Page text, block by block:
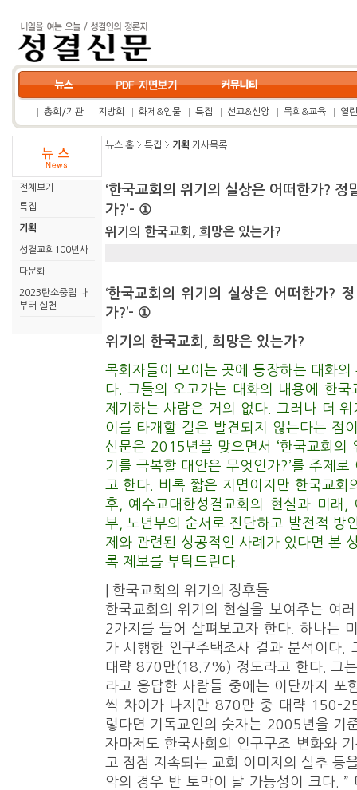
총회/기관 지방회 화제&인물 특집 선교&신앙 목회&교육 열
전체보기
특집
기획
성결교회100년사
다문화
2023탄소중립 나
부터 실천
뉴스 홈 특집 기획 기사목록
‘한국교회의 위기의 실상은 어떠한가?
가?’- ①
위기의 한국교회, 희망은 있는가?
‘한국교회의 위기의 실상은 어떠한가?
가?’- ①
위기의 한국교회, 희망은 있는가?
목회자들이 모이는 곳에 등장하는 대화
다. 그들의 오고가는 대화의 내용에 한
제기하는 사람은 거의 없다. 그러나 더
이를 타개할 길은 발견되지 않는다는 점
신문은 2015년을 맞으면서 ‘한국교회
기를 극복할 대안은 무엇인가?’를 주제
고 한다. 비록 짧은 지면이지만 한국교회
후, 예수교대한성결교회의 현실과 미래
부, 노년부의 순서로 진단하고 발전적 방
제와 관련된 성공적인 사례가 있다면 본
록 제보를 부탁드린다.
| 한국교회의 위기의 징후들
한국교회의 위기의 현실을 보여주는 여
2가지를 들어 살펴보고자 한다. 하나는
가 시행한 인구주택조사 결과 분석이다.
대략 870만(18.7%) 정도라고 한다. 그
라고 응답한 사람들 중에는 이단까지 포
씩 차이가 나지만 870만 중 대략 150-
렇다면 기독교인의 숫자는 2005년을
자마저도 한국사회의 인구구조 변화와
고 점점 지속되는 교회 이미지의 실추 등
악의 경우 반 토막이 날 가능성이 크다.